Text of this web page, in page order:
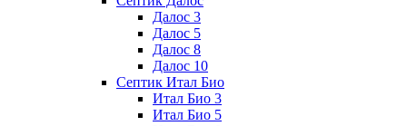
Далос 3
Далос 5
Далос 8
Далос 10
Септик Итал Био
Итал Био 3
Итал Био 5